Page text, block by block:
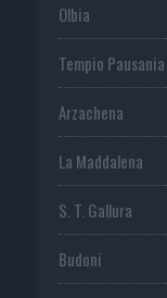
Olbia
Tempio Pausania
Arzachena
La Maddalena
S. T. Gallura
Budoni